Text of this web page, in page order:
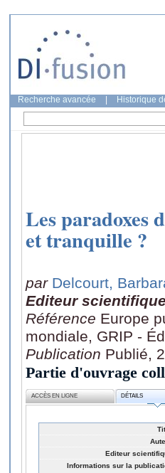
Recherche avancée Historique
Les paradoxes
et tranquille ?
par Delcourt,
Editeur scientifique
Référence Europe
mondiale, GRIP -
Publication Publié,
Partie d'ouvrage
ACCÈS EN LIGNE DÉTAILS
Editeur
Informations sur la